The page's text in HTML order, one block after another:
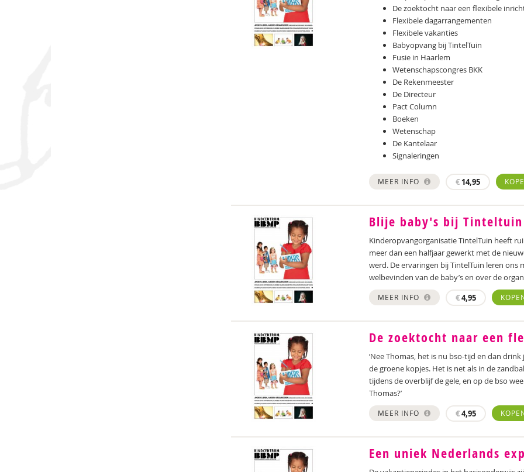
De zoektocht naar een flexibele
Flexibele dagarrangementen
Flexibele vakanties
Babyopvang bij TintelTuin
Fusie in Haarlem
Wetenschapscongres BKK
De Rekenmeester
De Directeur
Pact Column
Boeken
Wetenschap
De Kantelaar
Signaleringen
MEER INFO € 14,95
Blije baby's bij Tinteltuin
Kinderopvangorganisatie TintelTuin heeft
meer dan een halfjaar gewerkt met de
werd. De ervaringen bij TintelTuin leren
welbevinden van de baby’s en over de
MEER INFO €4,95
De zoektocht naar een
‘Nee Thomas, het is nu bso-tijd en dan
de groene kopjes. Het is net als in de
tijdens de overblijf de gele, en op de bso
Thomas?’
MEER INFO €4,95
Een uniek Nederlands